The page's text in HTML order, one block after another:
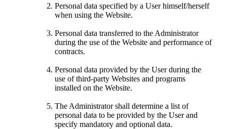
Personal data specified by a User himself/herself
when using the Website.
Personal data transferred to the Administrator
during the use of the Website and performance of
contracts.
Personal data provided by the User during the
use of third-party Websites and programs
installed on the Website.
The Administrator shall determine a list of
personal data to be provided by the User and
specify mandatory and optional data.